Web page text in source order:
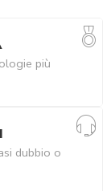
più
dubbio o